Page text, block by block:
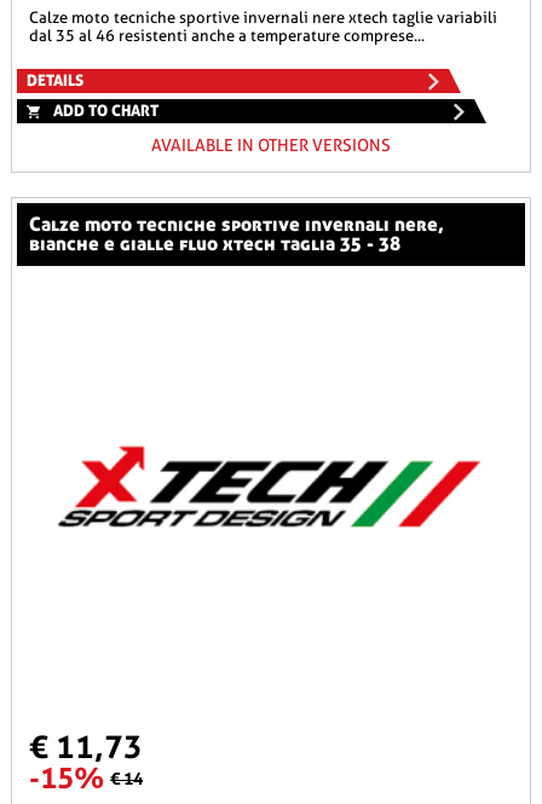
calze moto tecniche sportive invernali nere xtech taglie variabili
dal 35 al 46 resistenti anche a temperature comprese...
DETAILS
ADD TO CHART
AVAILABLE IN OTHER VERSIONS
calze moto tecniche sportive invernali nere,
bianche e gialle fluo xtech taglia 35 - 38
€ 11,73
-15% € 14